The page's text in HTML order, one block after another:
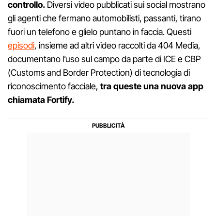
controllo. Diversi video pubblicati sui social mostrano
gli agenti che fermano automobilisti, passanti, tirano
fuori un telefono e glielo puntano in faccia. Questi
episodi, insieme ad altri video raccolti da 404 Media,
documentano l’uso sul campo da parte di ICE e CBP
(Customs and Border Protection) di tecnologia di
riconoscimento facciale, tra queste una nuova app
chiamata Fortify.